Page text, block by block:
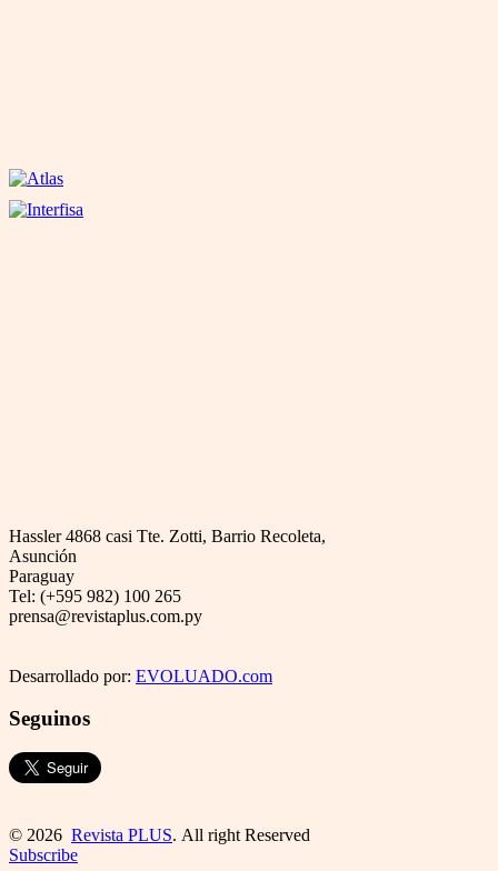
Hassler 4868 casi Tte. Zotti, Barrio Recoleta,
Asunción
Paraguay
Tel: (+595 982) 100 265
prensa@revistaplus.com.py
Desarrollado por: EVOLUADO.com
Seguinos
© 2026 Revista PLUS. All right Reserved
Subscribe